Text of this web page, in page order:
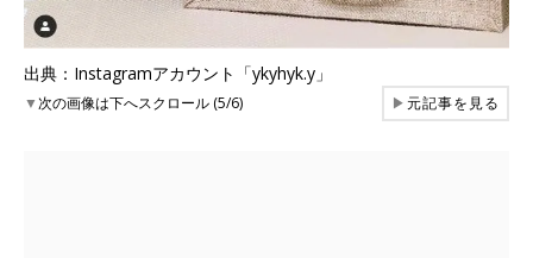
出典：Instagramアカウント「ykyhyk.y」
▼次の画像は下へスクロール (5/6) ▶元記事を見る